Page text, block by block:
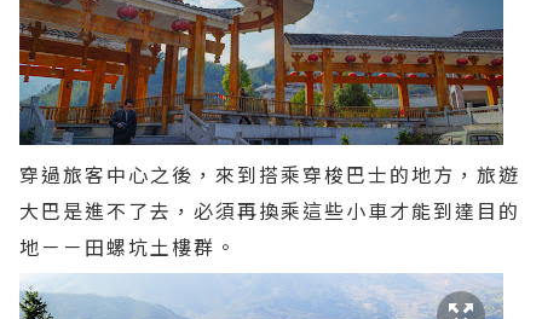
穿過旅客中心之後，來到搭乘穿梭巴士的地方，旅遊
大巴是進不了去，必須再換乘這些小車才能到達目的
地－－田螺坑土樓群。